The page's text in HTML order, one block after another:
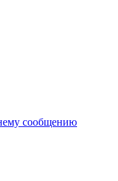
сообщению